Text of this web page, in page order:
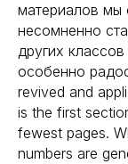
материалов мы
несомненно
других
особенно
revived and
is the first
fewest pages.
numbers are